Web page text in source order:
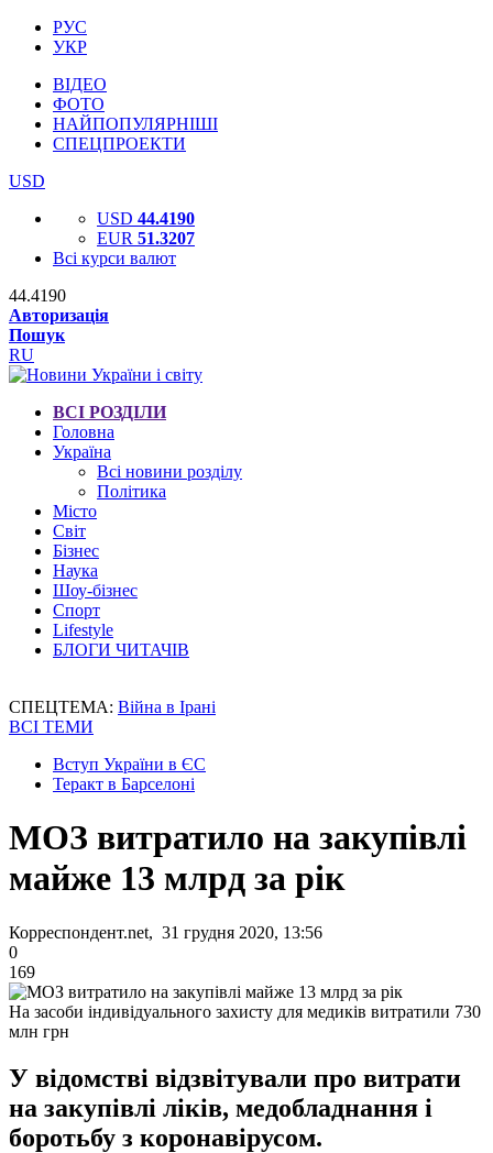
РУС
УКР
ВІДЕО
ФОТО
НАЙПОПУЛЯРНІШІ
СПЕЦПРОЕКТИ
USD
USD 44.4190
EUR 51.3207
Всі курси валют
44.4190
Авторизація
Пошук
RU
ВСІ РОЗДІЛИ
Головна
Україна
Всі новини розділу
Політика
Місто
Світ
Бізнес
Наука
Шоу-бізнес
Спорт
Lifestyle
БЛОГИ ЧИТАЧІВ
СПЕЦТЕМА: Війна в Ірані
ВСІ ТЕМИ
Вступ України в ЄС
Теракт в Барселоні
МОЗ витратило на закупівлі
майже 13 млрд за рік
Корреспондент.net, 31 грудня 2020, 13:56
0
169
На засоби індивідуального захисту для медиків витратили 730
млн грн
У відомстві відзвітували про витрати
на закупівлі ліків, медобладнання і
боротьбу з коронавірусом.